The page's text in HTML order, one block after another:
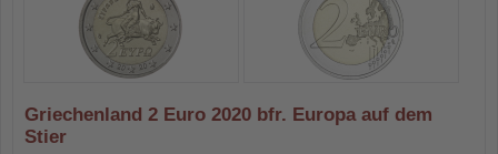
Griechenland 2 Euro 2020 bfr. Europa auf dem
Stier